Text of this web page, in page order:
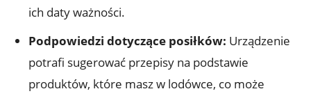
ich daty ważności.
Podpowiedzi dotyczące posiłków: Urządzenie
potrafi sugerować przepisy na podstawie
produktów, które masz w lodówce, co może